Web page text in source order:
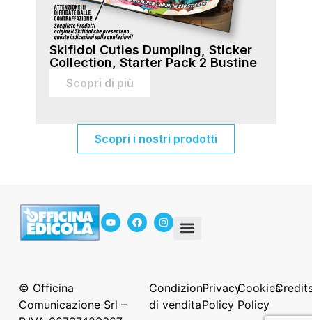
Skifidol Cuties Dumpling, Sticker
Collection, Starter Pack 2 Bustine
Scopri di più
Scopri i nostri prodotti
© Officina
Comunicazione Srl –
Condizioni
di vendita
Privacy
Policy
Cookies
Policy